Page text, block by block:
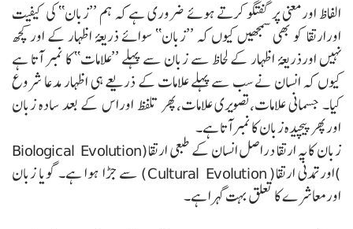
الفاظ اورمعنی پر گفتگو کرتے ہوئے ضروری ہے کہ ہم ’’زبان‘‘ کی کیفیت
اورارتقا کو بھی سمجھیں کیوں کہ ’’زبان‘‘ سوائے ذریعۂ اظہار کے اور کچھ
نہیں اورذریعۂ اظہار کے لحاظ سے زبان سے پہلے ’’علامات‘‘ کا نمبر آتا ہے
کیوں کہ انسان نے سب سے پہلے علامات کے ذریعے ہی اظہار مدعا شروع
کیا۔ جسمانی علامات،تصویری علامات،پھر تلفظ اوراس کے بعد سادہ زبان
اورپھر پیچیدہ زبان کا نمبر آتا ہے۔
زبان کا یہ ارتقا دراصل انسان کے طبعی ارتقا( Biological Evolution
)اورتمدنی ارتقا( Cultural Evolution) سے جڑا ہوا ہے۔ گویا زبان
اورمعاشرے کا تعلق بہت گہرا ہے۔